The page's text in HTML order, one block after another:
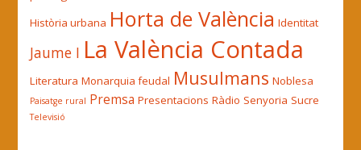
Història urbana Horta de València Identitat
Jaume I La València Contada
Literatura Monarquia feudal Musulmans Noblesa
Paisatge rural Premsa Presentacions Ràdio Senyoria Sucre
Televisió